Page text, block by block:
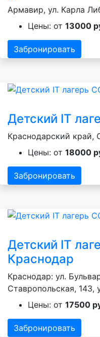
Армавир, ул. Карла
Цены: от 13000
Забронировать
Детский IT
Краснодарский край,
Цены: от 18000
Забронировать
Детский IT
Краснодар
Краснодар: ул.
Ставропольская, 143,
Цены: от 17500
Забронировать